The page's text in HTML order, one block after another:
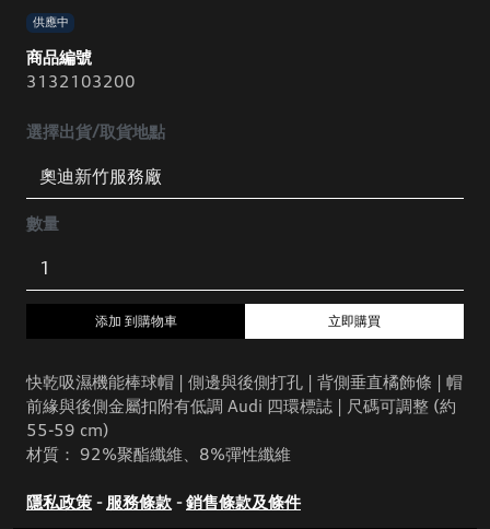
供應中
商品編號
3132103200
選擇出貨/取貨地點
數量
添加 到購物車 立即購買
快乾吸濕機能棒球帽 | 側邊與後側打孔 | 背側垂直橘飾條 | 帽
前緣與後側金屬扣附有低調 Audi 四環標誌 | 尺碼可調整 (約
55-59 cm)
材質： 92%聚酯纖維、8%彈性纖維
隱私政策 - 服務條款 -銷售條款及條件